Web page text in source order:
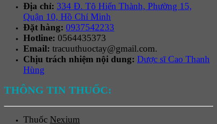
Địa chỉ: 334 Đ. Tô Hiến Thành, Phường 15,
Quận 10, Hồ Chí Minh
Đặt hàng: 0937542233
Hotline: 0564435373
Email: tracuuthuoctay@gmail.com.
Chịu trách nhiệm nội dung: Dược sĩ Cao Thanh
Hùng
THÔNG TIN THUỐC:
Thuốc Nexium